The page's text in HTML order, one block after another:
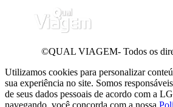
©QUAL VIAGEM- Todos os
Utilizamos cookies para personalizar
sua experiência no site. Somos
de seus dados pessoais de acordo com a
navegando, você concorda com a nossa